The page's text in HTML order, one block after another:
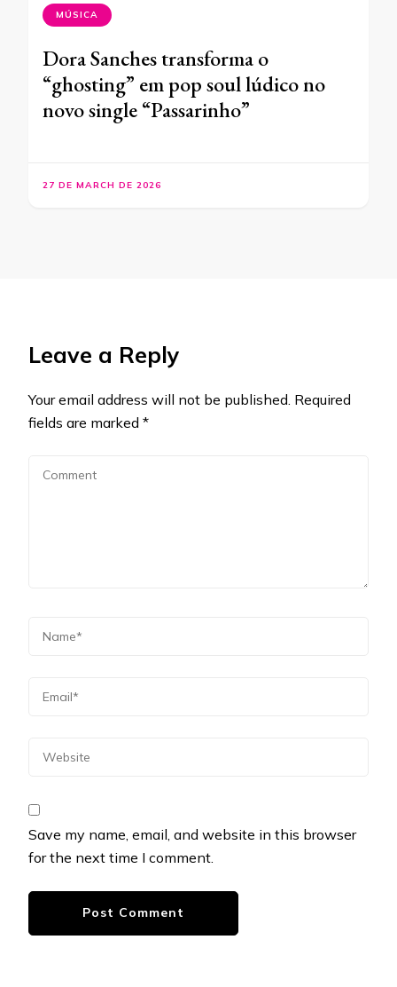
MÚSICA
Dora Sanches transforma o
“ghosting” em pop soul lúdico no
novo single “Passarinho”
27 DE MARCH DE 2026
Leave a Reply
Your email address will not be published. Required
fields are marked *
Save my name, email, and website in this browser
for the next time I comment.